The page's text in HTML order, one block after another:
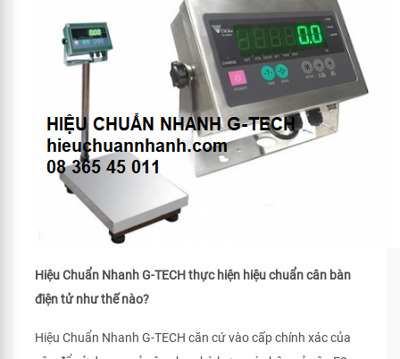
Hiệu Chuẩn Nhanh G-TECH thực hiện hiệu chuẩn cân bàn
điện tử như thế nào?
Hiệu Chuẩn Nhanh G-TECH căn cứ vào cấp chính xác của